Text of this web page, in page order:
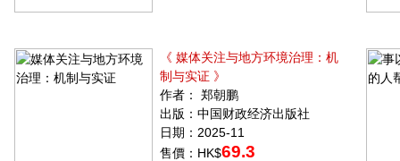
《 媒体关注与地方环境治理：机
制与实证 》
作者： 郑朝鹏
出版：中国财政经济出版社
日期：2025-11
售價：HK$69.3